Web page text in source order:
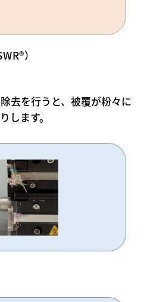
）
去を行うと、被覆が粉々に
します。